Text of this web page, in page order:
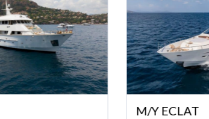
M/Y ECLAT